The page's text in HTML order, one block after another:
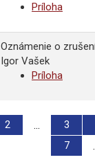
Príloha
Oznámenie o
Igor Vašek
Príloha
2 ... 3
7